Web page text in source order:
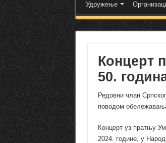
Удружење
Концерт
50.
Редовни члан
поводом
Концерт уз пратњу
2024. године, у